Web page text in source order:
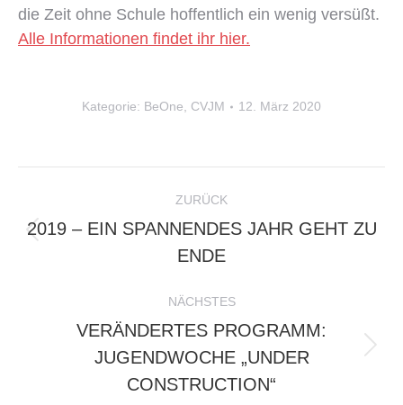
die Zeit ohne Schule hoffentlich ein wenig versüßt.
Alle Informationen findet ihr hier.
Kategorie: BeOne CVJM 12. März 2020
KOMMENTARNAVIGATION
ZURÜCK
Vorheriger
Beitrag:
2019 – EIN SPANNENDES JAHR GEHT ZU
ENDE
NÄCHSTES
Nächster
Beitrag:
VERÄNDERTES PROGRAMM:
JUGENDWOCHE „UNDER
CONSTRUCTION“